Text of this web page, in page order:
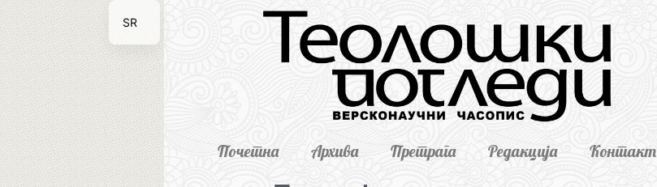
Почетна Архива Претрага Редакција Контакт
SR
EN